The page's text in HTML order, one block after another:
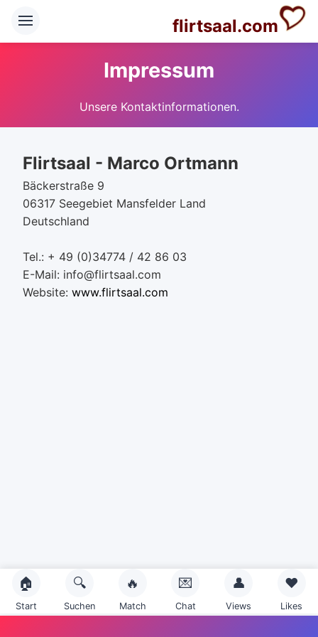
flirtsaal.com
Impressum
Unsere Kontaktinformationen.
Flirtsaal - Marco Ortmann
Bäckerstraße 9
06317 Seegebiet Mansfelder Land
Deutschland
Tel.: + 49 (0)34774 / 42 86 03
E-Mail: info@flirtsaal.com
Website: www.flirtsaal.com
🏠
Start
🔍
Suchen
🔥
Match
💌
Chat
👤
Views
❤️
Likes